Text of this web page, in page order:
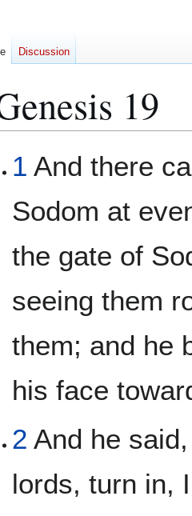
19
toto
1 And there
Sodom at
the gate of
seeing them
them; and he
his face
2 And he
lords, turn in,
Discussion